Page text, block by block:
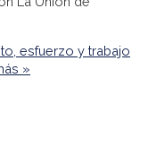
esfuerzo y trabajo
»